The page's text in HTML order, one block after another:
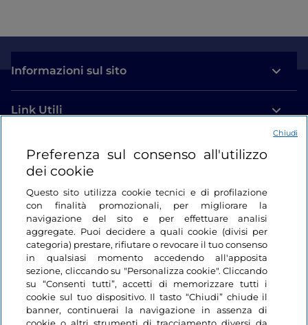
Informazioni sul sito
Link Utili
Login
Restiamo in contatto
Preferenza sul consenso all'utilizzo
dei cookie
Questo sito utilizza cookie tecnici e di profilazione
con finalità promozionali, per migliorare la
navigazione del sito e per effettuare analisi
aggregate. Puoi decidere a quali cookie (divisi per
categoria) prestare, rifiutare o revocare il tuo consenso
in qualsiasi momento accedendo all'apposita
sezione, cliccando su "Personalizza cookie". Cliccando
su “Consenti tutti”, accetti di memorizzare tutti i
cookie sul tuo dispositivo. Il tasto “Chiudi” chiude il
banner, continuerai la navigazione in assenza di
Chiudi